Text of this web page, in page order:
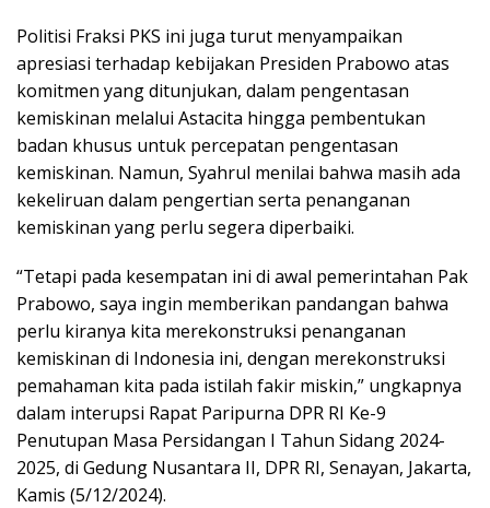
Politisi Fraksi PKS ini juga turut menyampaikan
apresiasi terhadap kebijakan Presiden Prabowo atas
komitmen yang ditunjukan, dalam pengentasan
kemiskinan melalui Astacita hingga pembentukan
badan khusus untuk percepatan pengentasan
kemiskinan. Namun, Syahrul menilai bahwa masih ada
kekeliruan dalam pengertian serta penanganan
kemiskinan yang perlu segera diperbaiki.
“Tetapi pada kesempatan ini di awal pemerintahan Pak
Prabowo, saya ingin memberikan pandangan bahwa
perlu kiranya kita merekonstruksi penanganan
kemiskinan di Indonesia ini, dengan merekonstruksi
pemahaman kita pada istilah fakir miskin,” ungkapnya
dalam interupsi Rapat Paripurna DPR RI Ke-9
Penutupan Masa Persidangan I Tahun Sidang 2024-
2025, di Gedung Nusantara II, DPR RI, Senayan, Jakarta,
Kamis (5/12/2024).